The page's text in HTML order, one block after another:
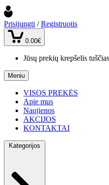
Prisijungti / Registruotis
0.00€
Jūsų prekių krepšelis tuščias
Meniu
VISOS PREKĖS
Apie mus
Naujienos
AKCIJOS
KONTAKTAI
Kategorijos